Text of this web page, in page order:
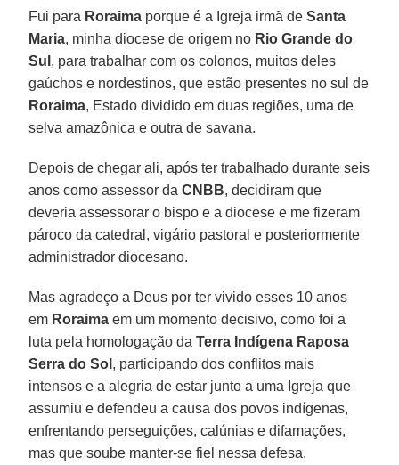
Fui para Roraima porque é a Igreja irmã deSanta
Maria, minha diocese de origem no Rio Grande do
Sul , para trabalhar com os colonos, muitos deles
gaúchos e nordestinos, que estão presentes no sul de
Roraima, Estado dividido em duas regiões, uma de
selva amazônica e outra de savana.
Depois de chegar ali, após ter trabalhado durante seis
anos como assessor daCNBB, decidiram que
deveria assessorar o bispo e a diocese e me fizeram
pároco da catedral, vigário pastoral e posteriormente
administrador diocesano.
Mas agradeço a Deus por ter vivido esses 10 anos
em Roraima em um momento decisivo, como foi a
luta pela homologação daTerra Indígena Raposa
Serra do Sol , participando dos conflitos mais
intensos e a alegria de estar junto a uma Igreja que
assumiu e defendeu a causa dos povos indígenas,
enfrentando perseguições, calúnias e difamações,
mas que soube manter-se fiel nessa defesa.